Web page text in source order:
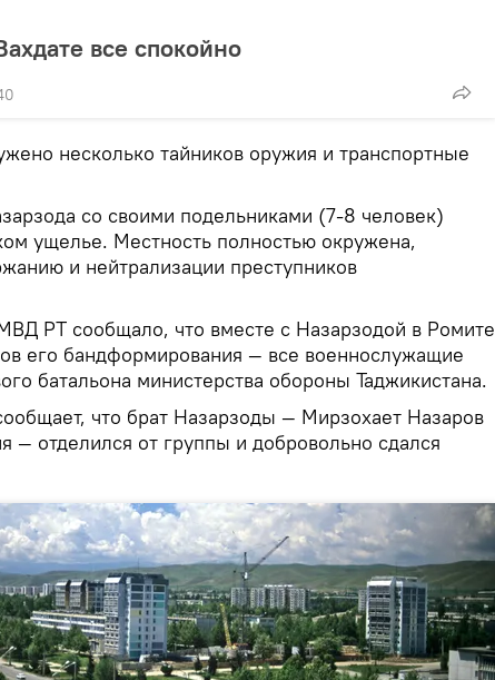
все спокойно
несколько тайников оружия и транспортные
со своими подельниками (7-8 человек)
ущелье. Местность полностью окружена,
и нейтрализации преступников
РТ сообщало, что вместе с Назарзодой в Ромите
его бандформирования — все военнослужащие
батальона министерства обороны Таджикистана.
что брат Назарзоды — Мирзохает Назаров
— отделился от группы и добровольно сдался